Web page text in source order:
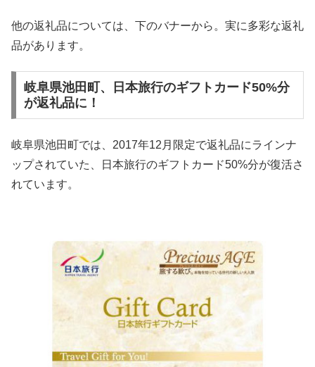
他の返礼品については、下のバナーから。実に多彩な返礼
品があります。
岐阜県池田町、日本旅行のギフトカード50%分
が返礼品に！
岐阜県池田町では、2017年12月限定で返礼品にラインナ
ップされていた、日本旅行のギフトカード50%分が復活さ
れています。